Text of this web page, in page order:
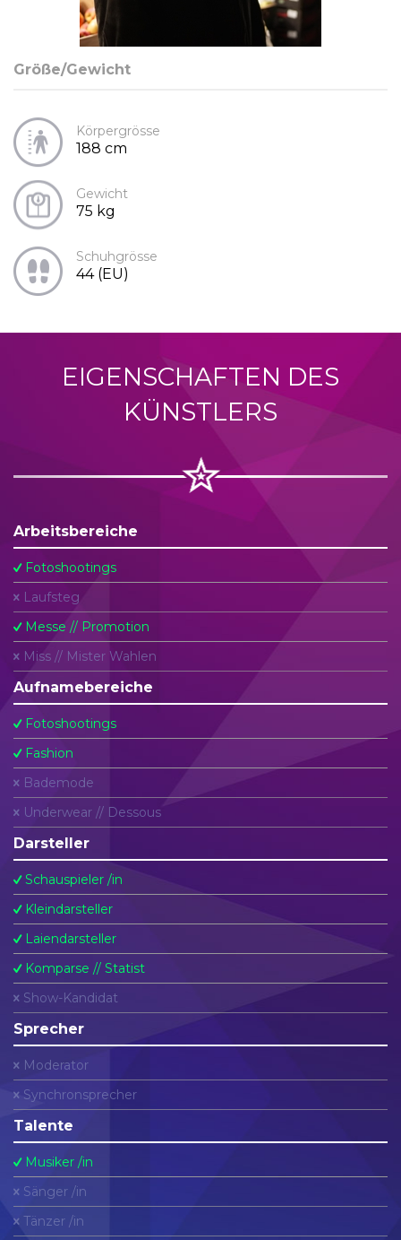
Größe/Gewicht
Körpergrösse
188 cm
Gewicht
75 kg
Schuhgrösse
44 (EU)
EIGENSCHAFTEN DES
KÜNSTLERS
Arbeitsbereiche
Fotoshootings
Laufsteg
Messe // Promotion
Miss // Mister Wahlen
Aufnamebereiche
Fotoshootings
Fashion
Bademode
Underwear // Dessous
Darsteller
Schauspieler /in
Kleindarsteller
Laiendarsteller
Komparse // Statist
Show-Kandidat
Sprecher
Moderator
Synchronsprecher
Talente
Musiker /in
Sänger /in
Tänzer /in